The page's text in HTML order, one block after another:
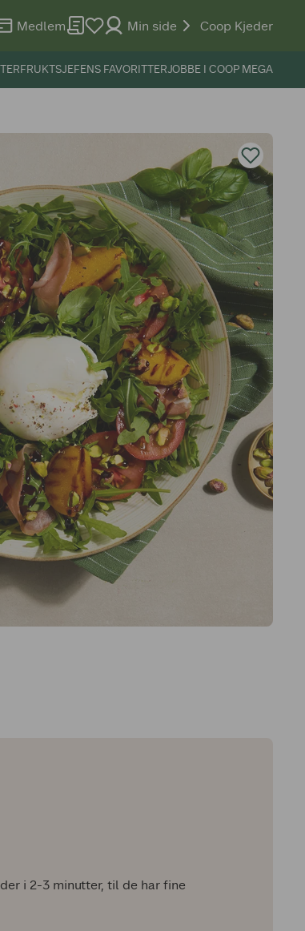
Medlem Min side Coop Kjeder
FRUKTSJEFENS FAVORITTERJOBBE I COOP MEGA
i 2-3 minutter, til de har fine